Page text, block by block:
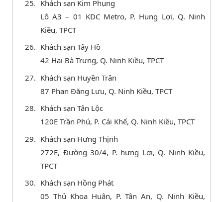
Khách sạn Kim Phụng
Lô A3 – 01 KDC Metro, P. Hung Lợi, Q. Ninh
Kiều, TPCT
Khách sạn Tây Hồ
42 Hai Bà Trưng, Q. Ninh Kiều, TPCT
Khách sạn Huyền Trân
87 Phan Đăng Lưu, Q. Ninh Kiều, TPCT
Khách sạn Tân Lộc
120E Trần Phú, P. Cái Khế, Q. Ninh Kiều, TPCT
Khách sạn Hưng Thịnh
272E, Đường 30/4, P. hưng Lợi, Q. Ninh Kiều,
TPCT
Khách sạn Hồng Phát
05 Thủ Khoa Huân, P. Tân An, Q. Ninh Kiều,